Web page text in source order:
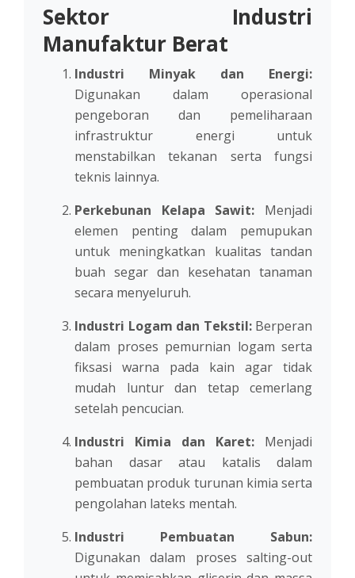
Sektor Industri
Manufaktur Berat
Industri Minyak dan Energi:
Digunakan dalam operasional
pengeboran dan pemeliharaan
infrastruktur energi untuk
menstabilkan tekanan serta fungsi
teknis lainnya.
Perkebunan Kelapa Sawit: Menjadi
elemen penting dalam pemupukan
untuk meningkatkan kualitas tandan
buah segar dan kesehatan tanaman
secara menyeluruh.
Industri Logam dan Tekstil:Berperan
dalam proses pemurnian logam serta
fiksasi warna pada kain agar tidak
mudah luntur dan tetap cemerlang
setelah pencucian.
Industri Kimia dan Karet: Menjadi
bahan dasar atau katalis dalam
pembuatan produk turunan kimia serta
pengolahan lateks mentah.
Industri Pembuatan Sabun:
Digunakan dalam proses salting-out